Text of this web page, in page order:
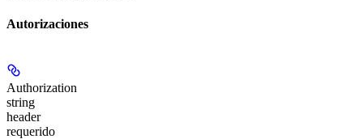
Autorizaciones
Authorization
string
header
requerido